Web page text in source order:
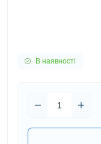
В наявності